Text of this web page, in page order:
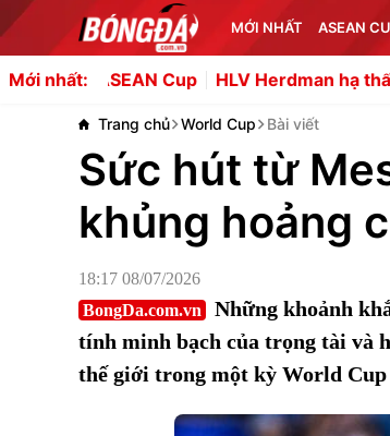
MỚI NHẤT ASEAN
Mới nhất:
Cup HLV Herdman hạ thấp AFF Cup
Trang chủ World Cup Bài viết
Sức hút từ
khủng hoảng
18:17 08/07/2026
BongDa.com.vn
Những khoảnh
tính minh bạch của trọng tài và
thế giới trong một kỳ World Cup